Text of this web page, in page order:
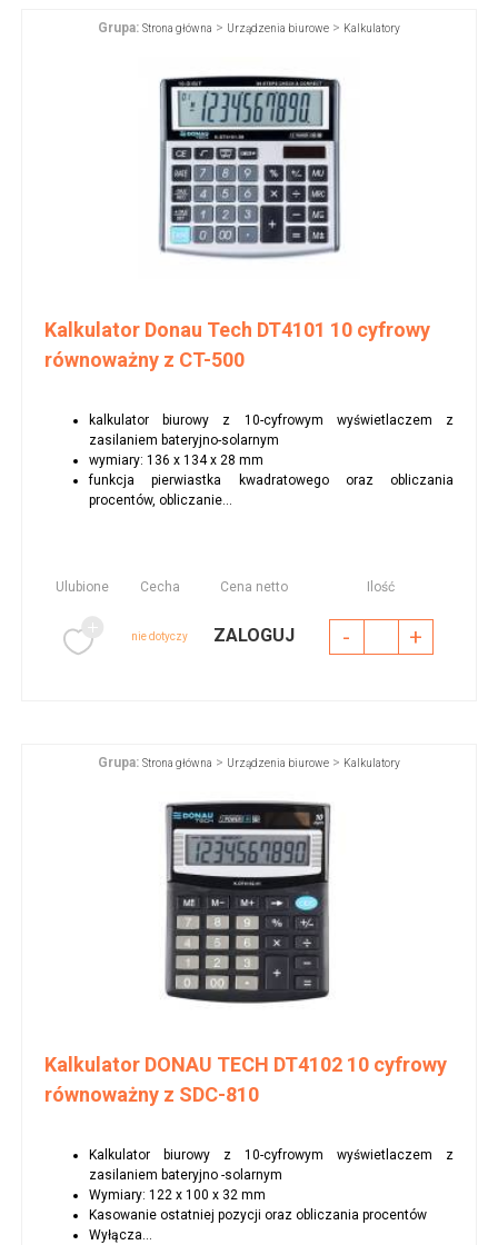
Grupa: Strona główna > Urządzenia biurowe > Kalkulatory
Kalkulator Donau Tech DT4101 10 cyfrowy
równoważny z CT-500
kalkulator biurowy z 10-cyfrowym wyświetlaczem z
zasilaniem bateryjno-solarnym
wymiary: 136 x 134 x 28 mm
funkcja pierwiastka kwadratowego oraz obliczania
procentów, obliczanie...
Ulubione Cecha Cena netto Ilość
nie dotyczy ZALOGUJ - +
Grupa: Strona główna > Urządzenia biurowe > Kalkulatory
Kalkulator DONAU TECH DT4102 10 cyfrowy
równoważny z SDC-810
Kalkulator biurowy z 10-cyfrowym wyświetlaczem z
zasilaniem bateryjno -solarnym
Wymiary: 122 x 100 x 32 mm
Kasowanie ostatniej pozycji oraz obliczania procentów
Wyłącza...